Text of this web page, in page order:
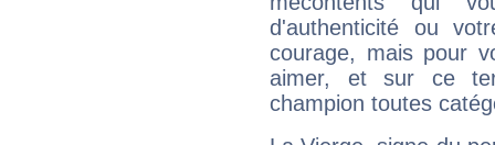
d'authenticité ou
courage, mais pour
aimer, et sur ce
champion toutes